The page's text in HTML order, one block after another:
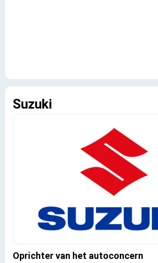
Suzuki
Oprichter van het autoconcern